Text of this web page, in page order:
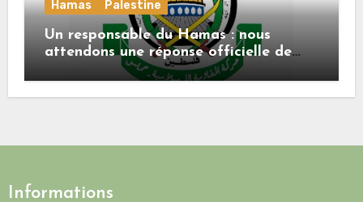
Hamas Palestine
Un responsable du Hamas : nous
attendons une réponse officielle de
Mladenov concernant la feuille de
route de la deuxième phase de l’accord
Informations